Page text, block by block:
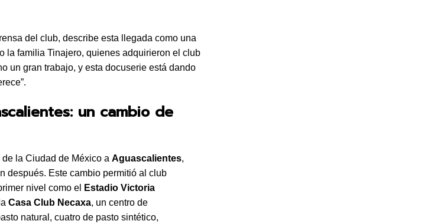
del club, describe esta llegada como una
la familia Tinajero, quienes adquirieron el club
un gran trabajo, y esta docuserie está dando
un cambio de
la Ciudad de México a Aguascalientes,
después. Este cambio permitió al club
nivel como el
Estadio Victoria
Casa Club Necaxa, un centro de
natural, cuatro de pasto sintético,